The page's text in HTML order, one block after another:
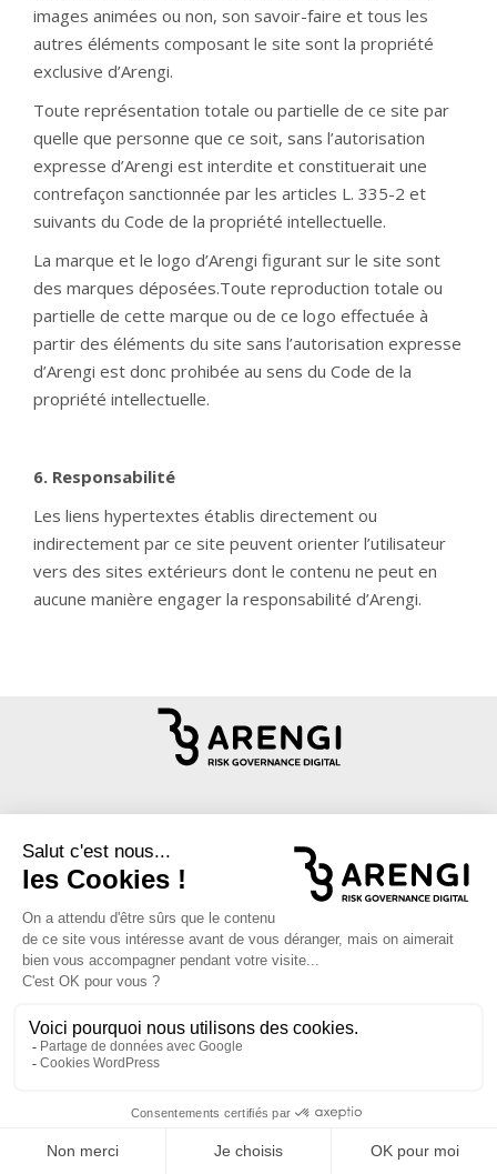
images animées ou non, son savoir-faire et tous les
autres éléments composant le site sont la propriété
exclusive d’Arengi.
Toute représentation totale ou partielle de ce site par
quelle que personne que ce soit, sans l’autorisation
expresse d’Arengi est interdite et constituerait une
contrefaçon sanctionnée par les articles L. 335-2 et
suivants du Code de la propriété intellectuelle.
La marque et le logo d’Arengi figurant sur le site sont
des marques déposées.Toute reproduction totale ou
partielle de cette marque ou de ce logo effectuée à
partir des éléments du site sans l’autorisation expresse
d’Arengi est donc prohibée au sens du Code de la
propriété intellectuelle.
6. Responsabilité
Les liens hypertextes établis directement ou
indirectement par ce site peuvent orienter l’utilisateur
vers des sites extérieurs dont le contenu ne peut en
aucune manière engager la responsabilité d’Arengi.
Office Sweet Office
Tous les moyens sont bons pour rester en contact !
Vous pouvez
nous rendre visite
nous appeler
nous écrire
contact@arengi.fr